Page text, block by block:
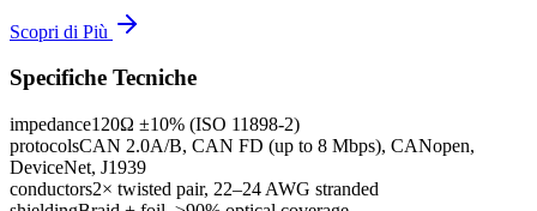
Scopri di Più
Specifiche Tecniche
impedance120Ω ±10% (ISO 11898-2)
protocolsCAN 2.0A/B, CAN FD (up to 8 Mbps), CANopen,
DeviceNet, J1939
conductors2× twisted pair, 22–24 AWG stranded